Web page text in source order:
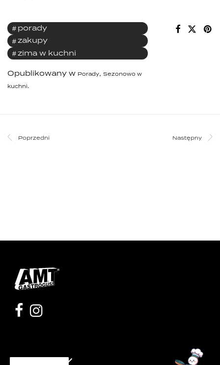
porady
zakupy
zima w kuchni
Opublikowany w Porady, Sezonowo w
kuchni.
Poprzedni Następny